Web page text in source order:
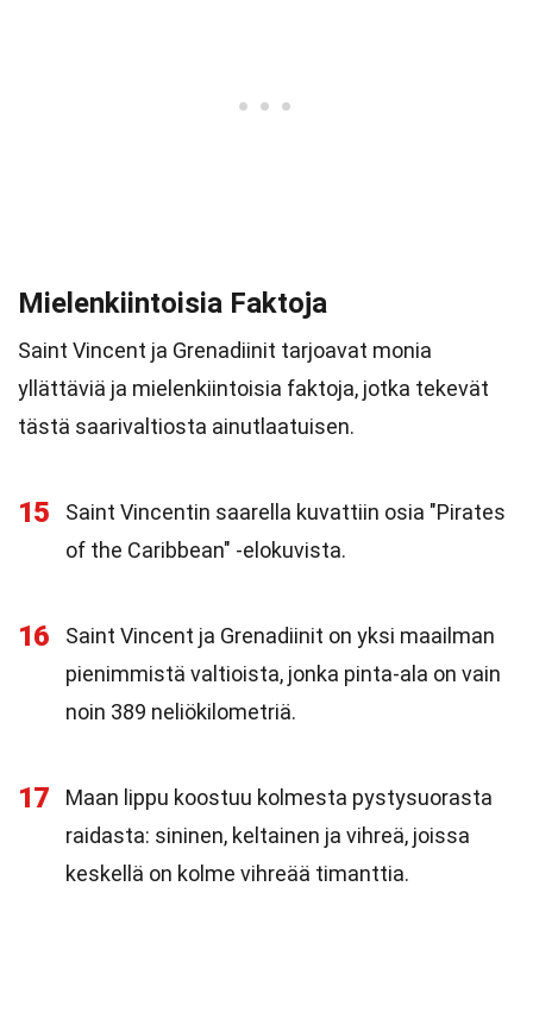
Mielenkiintoisia Faktoja
Saint Vincent ja Grenadiinit tarjoavat monia
yllättäviä ja mielenkiintoisia faktoja, jotka tekevät
tästä saarivaltiosta ainutlaatuisen.
15
Saint Vincentin saarella kuvattiin osia "Pirates
of the Caribbean" -elokuvista.
16
Saint Vincent ja Grenadiinit on yksi maailman
pienimmistä valtioista, jonka pinta-ala on vain
noin 389 neliökilometriä.
17
Maan lippu koostuu kolmesta pystysuorasta
raidasta: sininen, keltainen ja vihreä, joissa
keskellä on kolme vihreää timanttia.